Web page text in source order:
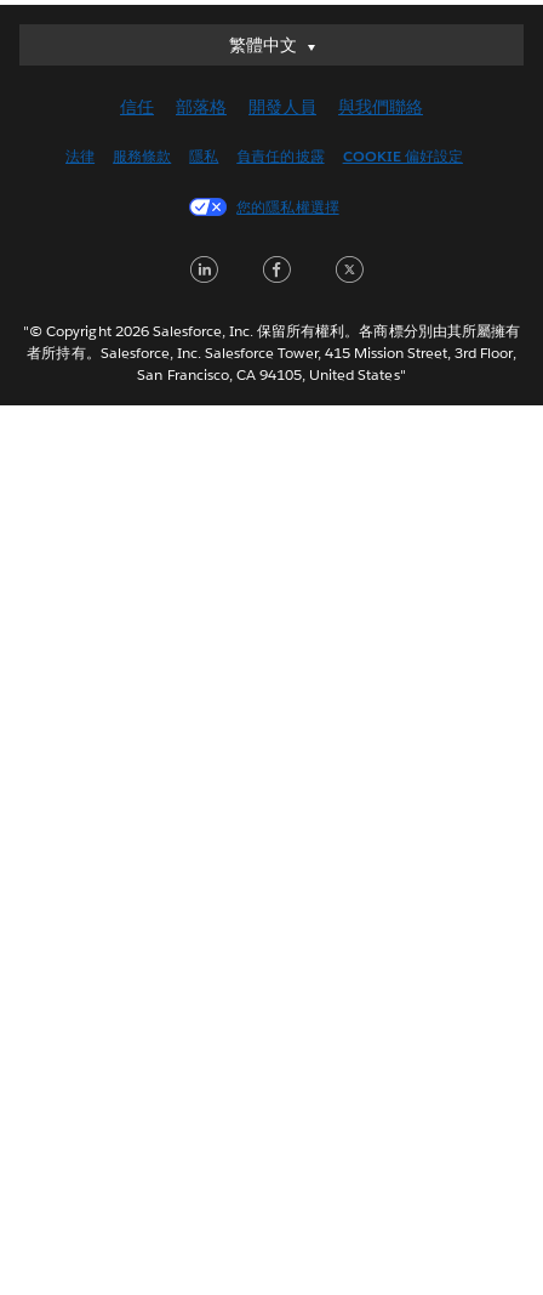
繁體中文
繁體中文
English (UK)
Français (Canada)
Italiano
한국어
Nederlands
信任 部落格 開發人員 與我們聯絡
法律 服務條款 隱私 負責任的披露 COOKIE 偏好設定
您的隱私權選擇
LinkedInFacebook
"© Copyright 2026 Salesforce, Inc. 保留所有權利。各商標分別由其所屬擁有
者所持有。Salesforce, Inc. Salesforce Tower, 415 Mission Street, 3rd Floor,
San Francisco, CA 94105, United States"